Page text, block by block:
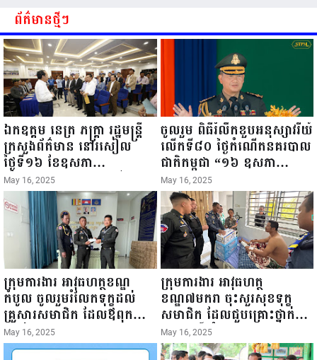
ព័ត៌មានថ្មីៗ
ឯកឧត្តម នេត្រ ភក្ត្រា រដ្ឋមន្ត្រី
ក្រសួងព័ត៌មាន នៅរសៀល
ថ្ងៃទី១៦ ខែឧសភា
ឆ្នាំ២០២៥នេះ បានអញ្ជើញចុះ
ធ្វើជំរឿនថ្នាក់ដឹកនាំមន្ត្រីរាជ
ការស៉ីវិល នៃក្រសួងព័ត៌មាន...
May 16, 2025
ចូលរួម ពិធីរំលឹកខួបអនុស្សាវរីយ៍
លើកទី៨០ ថ្ងៃកំណើតនគរបាល
ជាតិកម្ពុជា “១៦ ឧសភា
១៩៤៥ ~ ១៦ ឧសភា
២០២៥”...
May 16, 2025
ក្រុមការងារ អាវុធហត្ថខណ្ឌ
កំបូល ចូលរួមរំលែកទុក្ខដល់
គ្រួសារសមាជិក ដែលឪពុកក្មេក
របស់លោកទទួលមរណៈភាព!
May 16, 2025
ក្រុមការងារ អាវុធហត្ថ
ខណ្ឌ៧មករា ចុះសួរសុខទុក្ខ
សមាជិក ដែលជួបគ្រោះថ្នាក់
ចរាចរណ៍ កំពុងសម្រាកព្យាបាល
នៅមន្ទីរពេទ្យ!
May 16, 2025